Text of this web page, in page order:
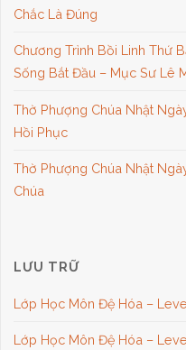
Chắc Là Đúng
Chương Trình Bồi Linh Thứ
Sống Bắt Đầu – Mục Sư Lê
Thờ Phượng Chúa Nhật
Hồi Phục
Thờ Phượng Chúa Nhật
Chúa
LƯU TRỮ
Lớp Học Môn Đệ Hóa –
Lớp Học Môn Đệ Hóa –